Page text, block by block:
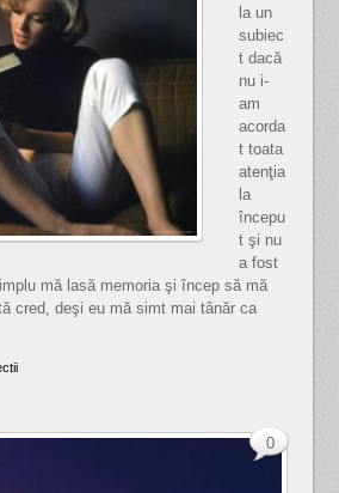
la un
subiec
t dacă
nu i-
am
acorda
t toata
atenţia
la
începu
t şi nu
a fost
mă lasă memoria şi încep să mă
cred, deşi eu mă simt mai tânăr ca
0